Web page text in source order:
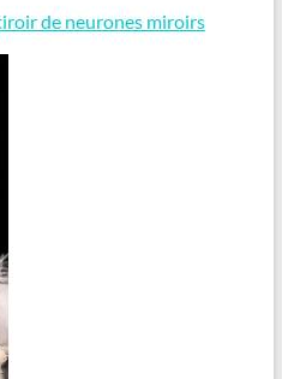
de neurones miroirs